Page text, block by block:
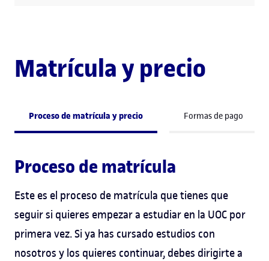
Matrícula y precio
Proceso de matrícula y precio Formas de pago
Proceso de matrícula
Este es el proceso de matrícula que tienes que
seguir si quieres empezar a estudiar en la UOC por
primera vez. Si ya has cursado estudios con
nosotros y los quieres continuar, debes dirigirte a